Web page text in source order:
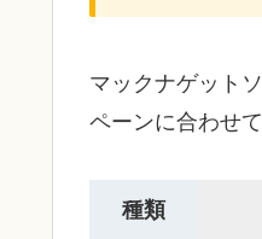
マックナゲット
ペーンに合わせ
種類